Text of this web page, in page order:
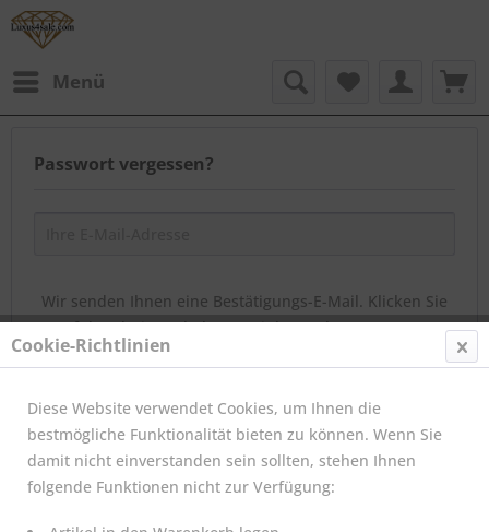
Menü
Passwort vergessen?
Wir senden Ihnen eine Bestätigungs-E-Mail. Klicken Sie
auf den darin enthaltenen Link, um Ihr Passwort zu
Zurück
E-Mail senden
Cookie-Richtlinien
Diese Website verwendet Cookies, um Ihnen die
bestmögliche Funktionalität bieten zu können. Wenn Sie
damit nicht einverstanden sein sollten, stehen Ihnen
folgende Funktionen nicht zur Verfügung: